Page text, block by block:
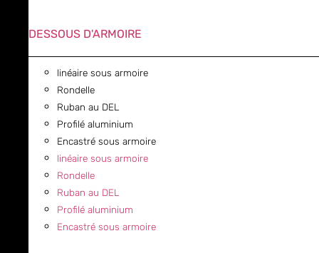
DESSOUS D'ARMOIRE
linéaire sous armoire
Rondelle
Ruban au DEL
Profilé aluminium
Encastré sous armoire
linéaire sous armoire
Rondelle
Ruban au DEL
Profilé aluminium
Encastré sous armoire